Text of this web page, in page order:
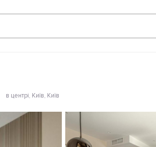
в центрі, Київ, Київ